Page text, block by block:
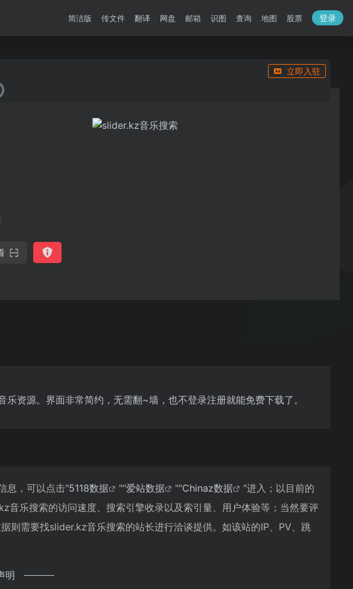
简洁版 传文件 翻译 网盘 邮箱 识图 查询 地图 股票 登录
立即入驻
资源。界面非常简约，无需翻~墙，也不登录注册就能免费下载了。
息，可以点击"5118数据 ""爱站数据 ""Chinaz数据
"进入；以目前的
乐搜索的访问速度、搜索引擎收录以及索引量、用户体验等；当然要评
则需要找slider.kz音乐搜索的站长进行洽谈提供。如该站的IP、PV、跳
明